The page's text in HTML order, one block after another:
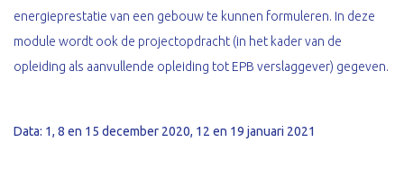
energieprestatie van een gebouw te kunnen formuleren. In deze
module wordt ook de projectopdracht (in het kader van de
opleiding als aanvullende opleiding tot EPB verslaggever) gegeven.
Data: 1, 8 en 15 december 2020, 12 en 19 januari 2021